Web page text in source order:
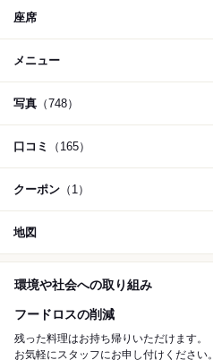
座席
メニュー
写真 （748）
口コミ （165）
クーポン （1）
地図
環境や社会への取り組み
フードロスの削減
残った料理はお持ち帰りいただけます。
お気軽にスタッフにお申し付けください。